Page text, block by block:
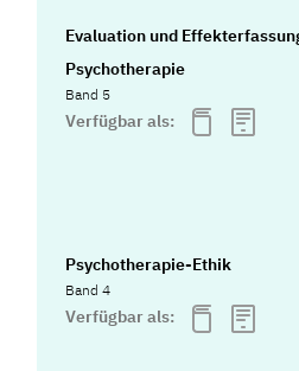
Evaluation und
Psychotherapie
Band 5
Verfügbar als:
Psychotherapie-Ethik
Band 4
Verfügbar als: